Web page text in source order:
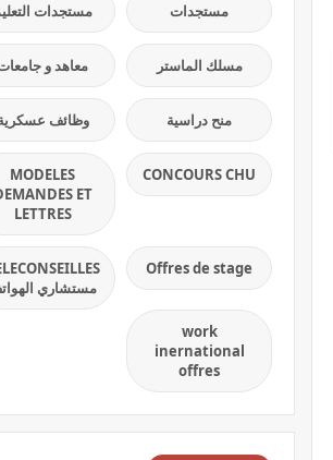
مستجدات مستجدات
مسلك الماستر معاهد و
منح دراسية وظائف
CONCOURS CHU
MODELES
ET
LETTRES
Offres de stage
مستشاري
work
inernational
offres